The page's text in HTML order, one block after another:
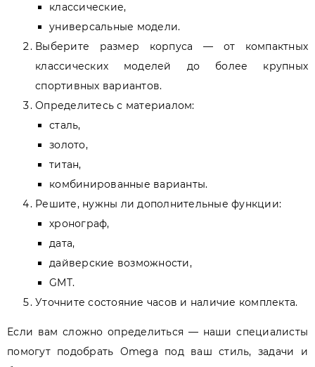
классические,
универсальные модели.
Выберите размер корпуса — от компактных
классических моделей до более крупных
спортивных вариантов.
Определитесь с материалом:
сталь,
золото,
титан,
комбинированные варианты.
Решите, нужны ли дополнительные функции:
хронограф,
дата,
дайверские возможности,
GMT.
Уточните состояние часов и наличие комплекта.
Если вам сложно определиться — наши специалисты
помогут подобрать Omega под ваш стиль, задачи и